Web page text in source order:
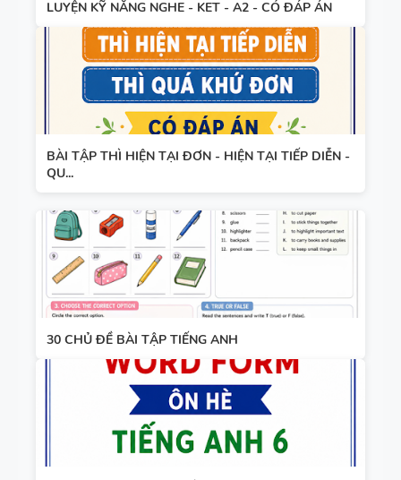
LUYỆN KỸ NĂNG NGHE - KET - A2 - CÓ ĐÁP ÁN
BÀI TẬP THÌ HIỆN TẠI ĐƠN - HIỆN TẠI TIẾP DIỄN -
QU...
30 CHỦ ĐỀ BÀI TẬP TIẾNG ANH